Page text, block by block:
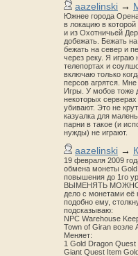
aazelinski →
Южнее города
в локацию в
и из Охотничьей
добежать. Бежать
бежать на север и
через реку. Я
телепортах и
включаю только
персов агрятся.
Игры. У мобов
некоторых
убивают. Это не
казуалка для
парни в такое (и
нужды) не играют.
aazelinski →
19 февраля 2009
обмена монеты
повышения до 1го
ВЫМЕНЯТЬ
дело с монетами её
подобно ему,
подсказываю:
NPC Warehouse
Town of Giran возле
Меняет:
1 Gold Dragon
Giant Quest Item